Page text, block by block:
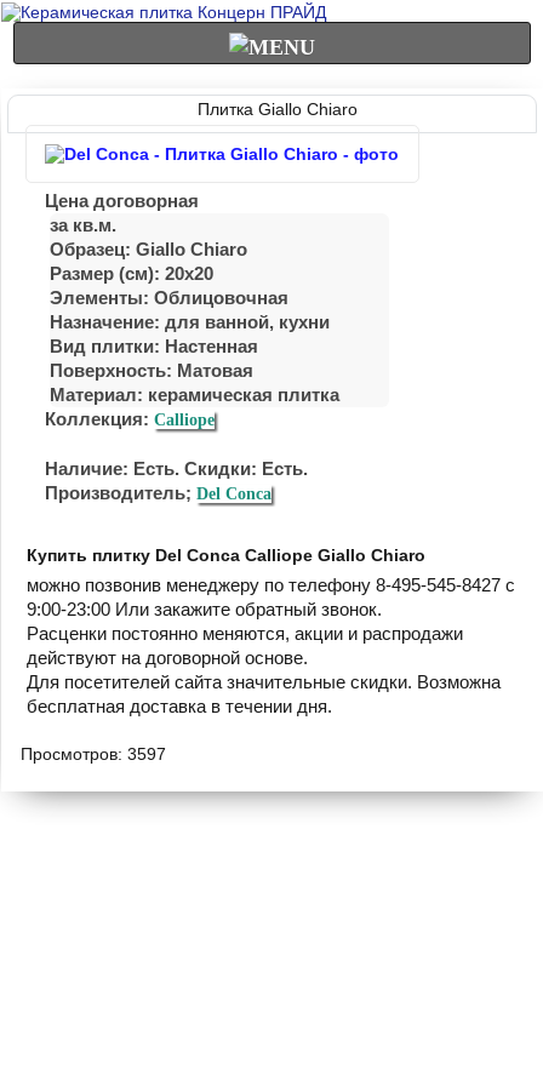
Плитка Giallo Chiaro
Цена договорная
за кв.м.
Образец: Giallo Chiaro
Размер (см): 20x20
Элементы: Облицовочная
Назначение: для ванной, кухни
Вид плитки: Настенная
Поверхность: Матовая
Материал: керамическая плитка
Коллекция: Calliope
Наличие: Есть. Скидки: Есть.
Производитель; Del Conca
Купить плитку Del Conca Calliope Giallo Chiaro
можно позвонив менеджеру по телефону 8-495-545-8427 с
9:00-23:00 Или закажите обратный звонок.
Расценки постоянно меняются, акции и распродажи
действуют на договорной основе.
Для посетителей сайта значительные скидки. Возможна
бесплатная доставка в течении дня.
Просмотров: 3597